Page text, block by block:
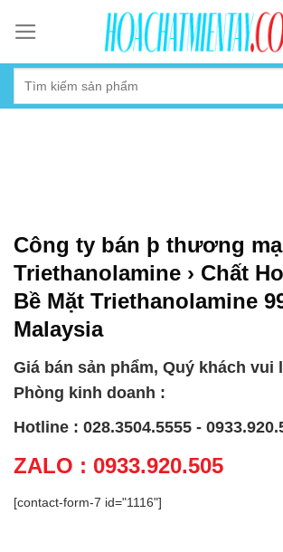
content
Công ty bán þ thương
Triethanolamine › Chất
Bề Mặt Triethanolamine
Malaysia
Giá bán sản phẩm, Quý khách vui
Phòng kinh doanh :
Hotline : 028.3504.5555 -
ZALO : 0933.920.505
[contact-form-7 id="1116"]